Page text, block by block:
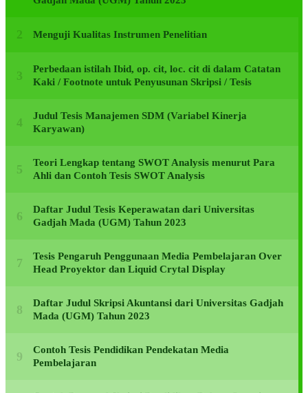
Menguji Kualitas Instrumen Penelitian
Perbedaan istilah Ibid, op. cit, loc. cit di dalam Catatan
Kaki / Footnote untuk Penyusunan Skripsi / Tesis
Judul Tesis Manajemen SDM (Variabel Kinerja
Karyawan)
Teori Lengkap tentang SWOT Analysis menurut Para
Ahli dan Contoh Tesis SWOT Analysis
Daftar Judul Tesis Keperawatan dari Universitas
Gadjah Mada (UGM) Tahun 2023
Tesis Pengaruh Penggunaan Media Pembelajaran Over
Head Proyektor dan Liquid Crytal Display
Daftar Judul Skripsi Akuntansi dari Universitas Gadjah
Mada (UGM) Tahun 2023
Contoh Tesis Pendidikan Pendekatan Media
Pembelajaran